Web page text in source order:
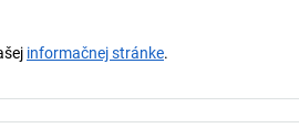
informačnej stránke.